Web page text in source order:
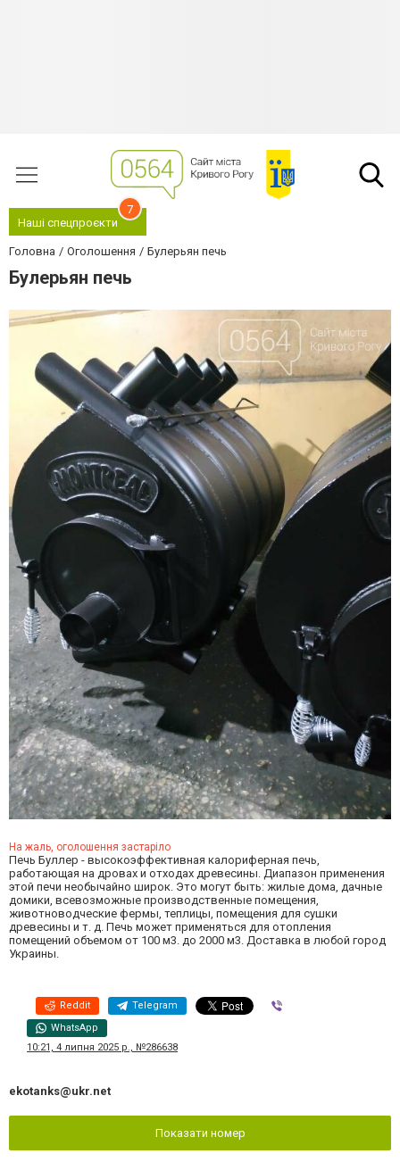
Наші спецпроєкти
7
Головна Оголошення Булерьян печь
Булерьян печь
На жаль, оголошення застаріло
Печь Буллер - высокоэффективная калориферная печь,
работающая на дровах и отходах древесины. Диапазон применения
этой печи необычайно широк. Это могут быть: жилые дома, дачные
домики, всевозможные производственные помещения,
животноводческие фермы, теплицы, помещения для сушки
древесины и т. д. Печь может применяться для отопления
помещений объемом от 100 м3. до 2000 м3. Доставка в любой город
Украины.
Reddit Telegram
WhatsApp
10:21, 4 липня 2025 р., №286638
ekotanks@ukr.net
Показати номер